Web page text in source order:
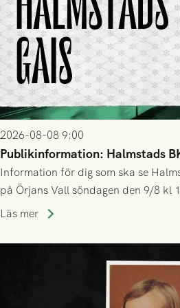
2026-08-08 9:00
Publikinformation: Halmstads
Information för dig som ska se
på Örjans Vall söndagen den 9/8 kl
Läs mer